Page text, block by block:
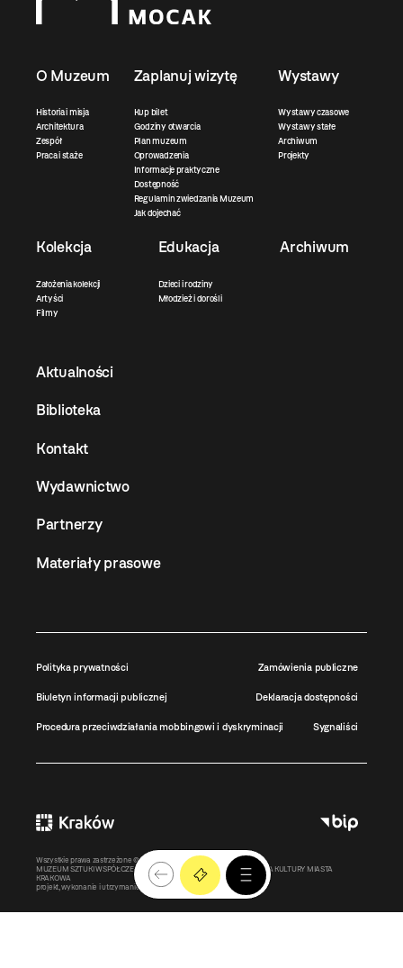
O Muzeum
Historia i misja
Architektura
Zespół
Praca i staże
Zaplanuj wizytę
Kup bilet
Godziny otwarcia
Plan muzeum
Oprowadzenia
Informacje praktyczne
Dostępność
Regulamin zwiedzania Muzeum
Jak dojechać
Wystawy
Wystawy czasowe
Wystawy stałe
Archiwum
Projekty
Kolekcja
Założenia kolekcji
Artyści
Filmy
Edukacja
Dzieci i rodziny
Młodzież i dorośli
Archiwum
Aktualności
Biblioteka
Kontakt
Wydawnictwo
Partnerzy
Materiały prasowe
Polityka prywatności Zamówienia publiczne
Biuletyn informacji publicznej Deklaracja dostępności
Procedura przeciwdziałania mobbingowi i dyskryminacji Sygnaliści
Wszystkie prawa zastrzeżone ©MOCAK
2011-2026
MUZEUM SZTUKI WSPÓŁCZESNEJ W KRAKOWIE MOCAK – INSTYTUCJA KULTURY MIASTA
KRAKOWA
projekt, wykonanie i utrzymanie:
Bonjour.pl